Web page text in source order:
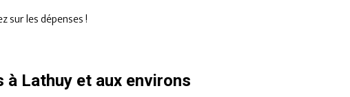
sur les dépenses !
à Lathuy et aux environs